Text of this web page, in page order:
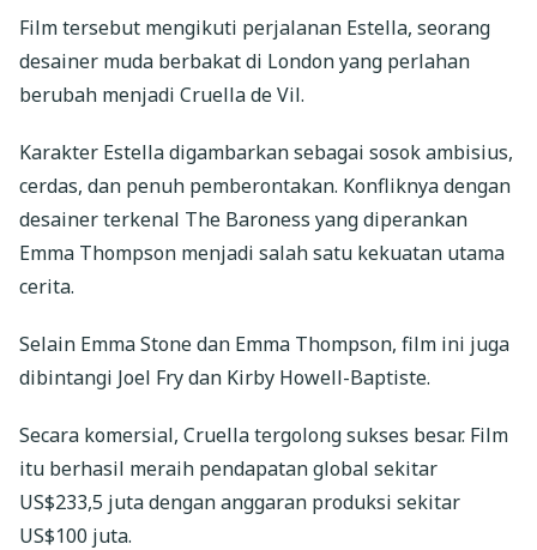
Film tersebut mengikuti perjalanan Estella, seorang
desainer muda berbakat di London yang perlahan
berubah menjadi Cruella de Vil.
Karakter Estella digambarkan sebagai sosok ambisius,
cerdas, dan penuh pemberontakan. Konfliknya dengan
desainer terkenal The Baroness yang diperankan
Emma Thompson menjadi salah satu kekuatan utama
cerita.
Selain Emma Stone dan Emma Thompson, film ini juga
dibintangi Joel Fry dan Kirby Howell-Baptiste.
Secara komersial, Cruella tergolong sukses besar. Film
itu berhasil meraih pendapatan global sekitar
US$233,5 juta dengan anggaran produksi sekitar
US$100 juta.